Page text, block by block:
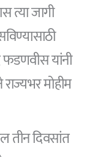
त्या जागी
फडणवीस यांनी
मोहीम
तीन दिवसांत